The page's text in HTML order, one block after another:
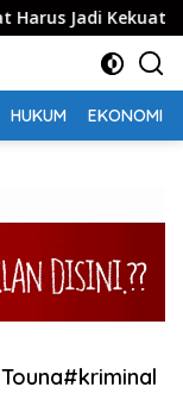
Jadi Kekuatan
HUKUM EKONOMI